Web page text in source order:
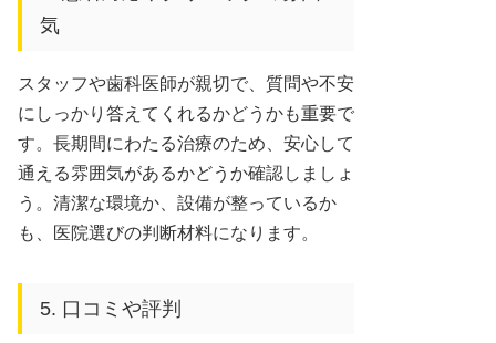
気
スタッフや歯科医師が親切で、質問や不安
にしっかり答えてくれるかどうかも重要で
す。長期間にわたる治療のため、安心して
通える雰囲気があるかどうか確認しましょ
う。清潔な環境か、設備が整っているか
も、医院選びの判断材料になります。
5. 口コミや評判